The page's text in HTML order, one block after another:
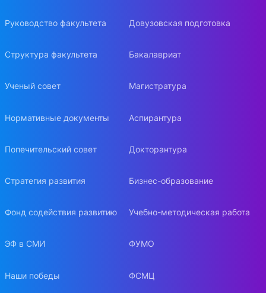
Руководство факультета
Структура факультета
Ученый совет
Нормативные документы
Попечительский совет
Стратегия развития
Фонд содействия развитию
ЭФ в СМИ
Наши победы
Довузовская подготовка
Бакалавриат
Магистратура
Аспирантура
Докторантура
Бизнес-образование
Учебно-методическая работа
ФУМО
ФСМЦ